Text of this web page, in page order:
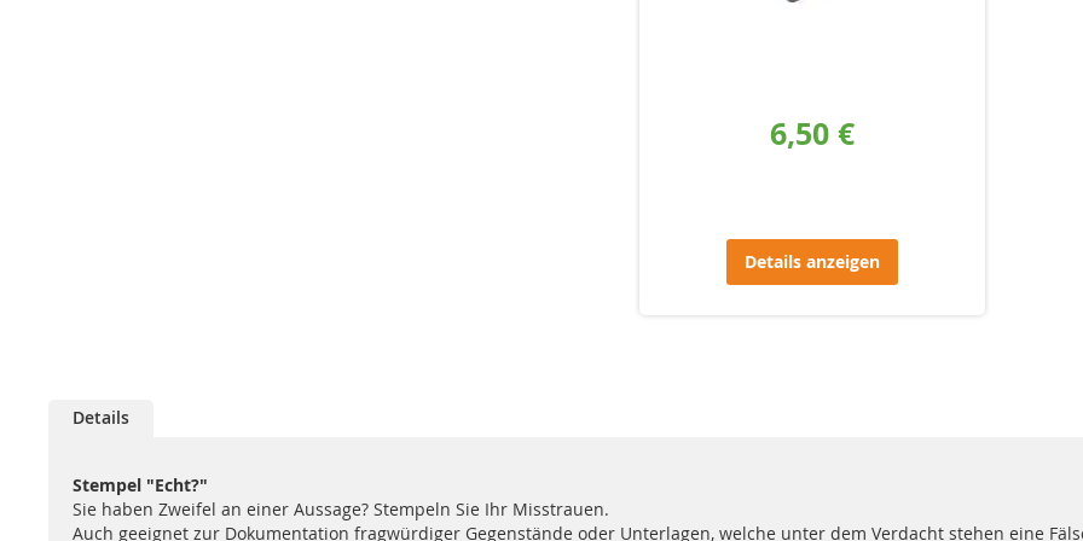
6,50 €
Details anzeigen
Details
Stempel "Echt?"
Sie haben Zweifel an einer Aussage? Stempeln Sie Ihr Misstrauen.
Auch geeignet zur Dokumentation fragwürdiger Gegenstände oder Unterlagen, welche unter dem Verdacht stehen eine